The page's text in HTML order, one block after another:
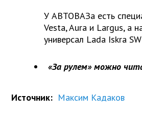
У АВТОВАЗа есть
Vesta, Aura и Largus, а
универсал Lada Iskra
«За рулем» можно
Источник: Максим Кадаков